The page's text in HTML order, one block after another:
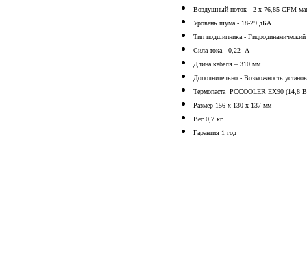
Воздушный поток - 2 х 76,85 CFM
Уровень шума - 18-29 дБА
Тип подшипника - Гидродинамический
Сила тока - 0,22 А
Длина кабеля – 310 мм
Дополнительно - Возможность
Термопаста PCCOOLER EX90 (14,8
Размер 156 х 130 х 137 мм
Вес 0,7 кг
Гарантия 1 год